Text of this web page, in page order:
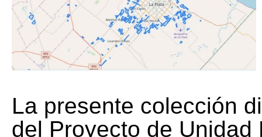
La presente colección
del Proyecto de Unidad